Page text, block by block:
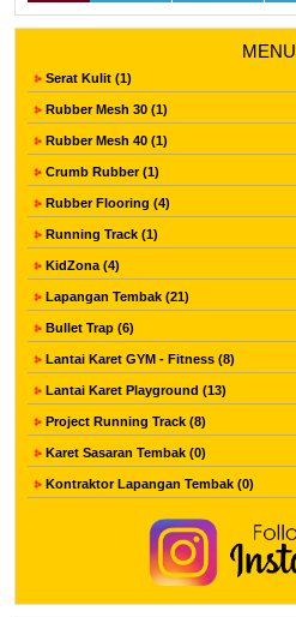
MENU
Serat Kulit (1)
Rubber Mesh 30 (1)
Rubber Mesh 40 (1)
Crumb Rubber (1)
Rubber Flooring (4)
Running Track (1)
KidZona (4)
Lapangan Tembak (21)
Bullet Trap (6)
Lantai Karet GYM - Fitness (8)
Lantai Karet Playground (13)
Project Running Track (8)
Karet Sasaran Tembak (0)
Kontraktor Lapangan Tembak (0)